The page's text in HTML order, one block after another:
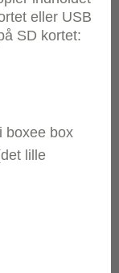
eller USB
SD kortet:
boxee box
lille